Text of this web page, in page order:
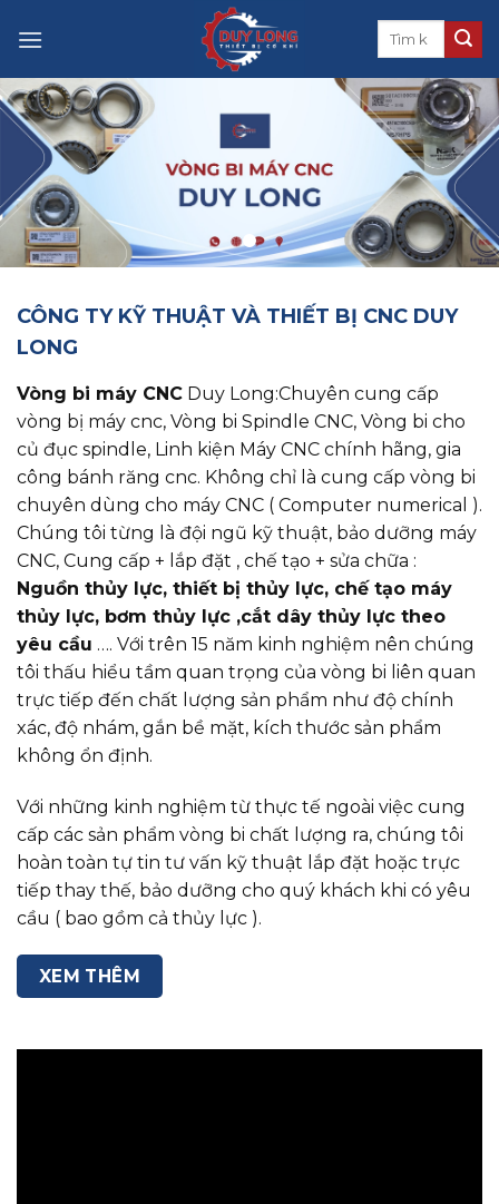
CÔNG TY KỸ THUẬT VÀ THIẾT BỊ CNC DUY
LONG
Vòng bi máy CNC Duy Long:Chuyên cung cấp
vòng bị máy cnc, ​​​​​​​Vòng bi Spindle CNC, Vòng bi cho
củ đục spindle, Linh kiện Máy CNC chính hãng, gia
công bánh răng cnc. Không chỉ là cung cấp vòng bi
chuyên dùng cho máy CNC ( Computer numerical ).
Chúng tôi từng là đội ngũ kỹ thuật, bảo dưỡng máy
CNC, Cung cấp + lắp đặt , chế tạo + sửa chữa :
Nguồn thủy lực, thiết bị thủy lực, chế tạo máy
thủy lực, bơm thủy lực ,cắt dây thủy lực theo
yêu cầu …. Với trên 15 năm kinh nghiệm nên chúng
tôi thấu hiểu tầm quan trọng của vòng bi liên quan
trực tiếp đến chất lượng sản phẩm như độ chính
xác, độ nhám, gắn bề mặt, kích thước sản phẩm
không ổn định.
Với những kinh nghiệm từ thực tế ngoài việc cung
cấp các sản phẩm vòng bi chất lượng ra, chúng tôi
hoàn toàn tự tin tư vấn kỹ thuật lắp đặt hoặc trực
tiếp thay thế, bảo dưỡng cho quý khách khi có yêu
cầu ( bao gồm cả thủy lực ).
XEM THÊM